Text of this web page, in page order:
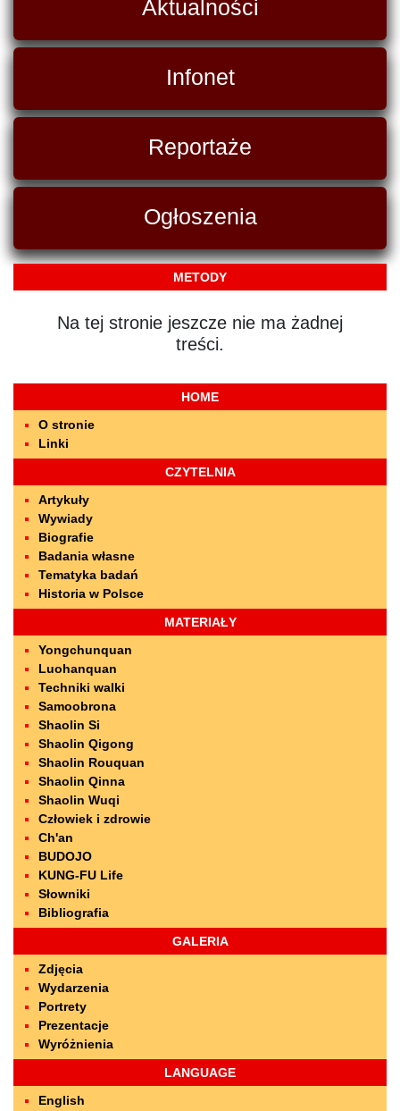
HOME
O stronie
Linki
CZYTELNIA
Artykuły
Wywiady
Biografie
Badania własne
Tematyka badań
Historia w Polsce
MATERIAŁY
Yongchunquan
Luohanquan
Techniki walki
Samoobrona
Shaolin Si
Shaolin Qigong
Shaolin Rouquan
Shaolin Qinna
Shaolin Wuqi
Człowiek i zdrowie
Ch'an
BUDOJO
KUNG-FU Life
Słowniki
Bibliografia
GALERIA
Zdjęcia
Wydarzenia
Portrety
Prezentacje
Wyróżnienia
Aktualności
Infonet
Reportaże
Ogłoszenia
METODY
Na tej stronie jeszcze nie ma żadnej
treści.
LANGUAGE
English